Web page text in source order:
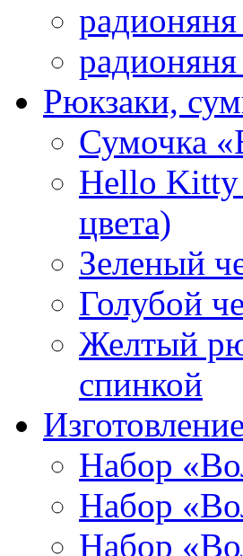
Рюкзаки,
Сумочка
Hello Kitty
цвета)
Зеленый
Голубой
Желтый
спинкой
Набор
Набор
Набор